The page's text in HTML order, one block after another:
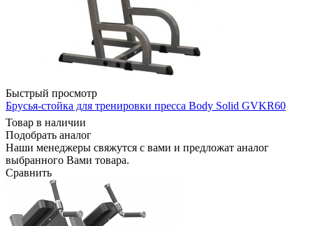
Быстрый просмотр
Брусья-стойка для тренировки пресса Body Solid GVKR60
Товар в наличии
Подобрать аналог
Наши менеджеры свяжутся с вами и предложат аналог
выбранного Вами товара.
Сравнить